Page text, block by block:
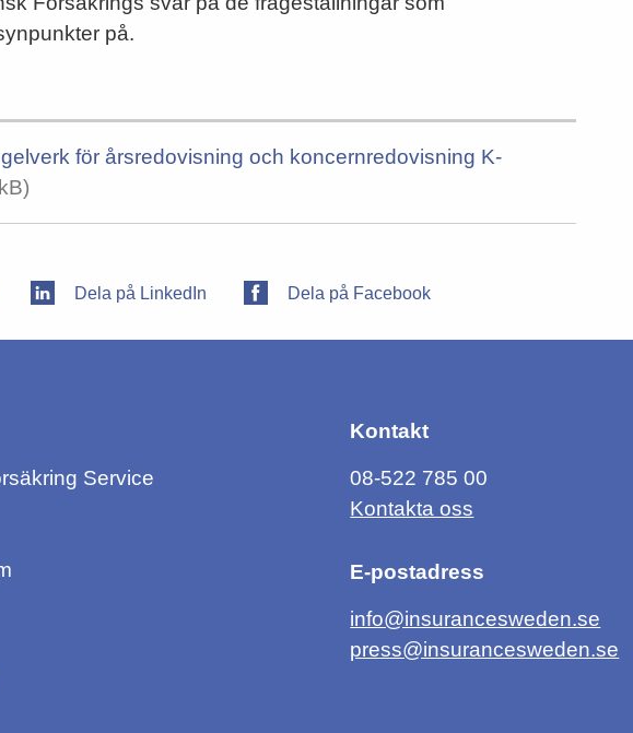
på.
för årsredovisning och koncernredovisning K-
Dela på LinkedIn Dela på Facebook
Service
Kontakt
08-522 785 00
Kontakta oss
E-postadress
info@insurancesweden.se
press@insurancesweden.se